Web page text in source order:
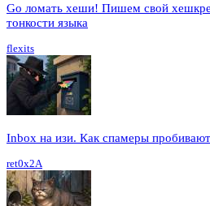
Go ломать хеши! Пишем свой
тонкости языка
flexits
Inbox на изи. Как спамеры
ret0x2A